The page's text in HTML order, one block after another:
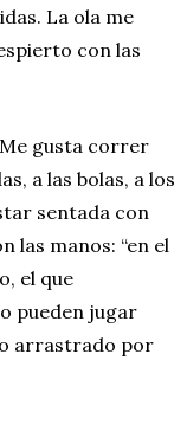
La ola me
con las
gusta correr
a las bolas, a los
sentada con
las manos: “en el
el que
pueden jugar
arrastrado por